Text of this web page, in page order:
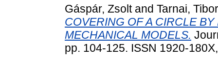
Gáspár, Zsoltand Tarnai, Tibor
COVERING OF A CIRCLE
MECHANICAL MODELS.
pp. 104-125. ISSN 1920-